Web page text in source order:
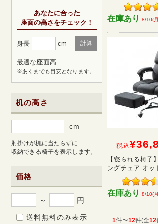
あなたに合った
座面の高さをチェック！
身長 cm 計算
最適な座面高
※あくまでも目安となります。
机の高さ
cm
肘掛けが机に当たらずに
収納できる椅子を表示します。
価格
～ 円
送料無料のみ表示
在庫あり 8/10(
税込
【寝られる椅子
ングチェア オッ
在庫あり 8/10(
1件〜12件(全12